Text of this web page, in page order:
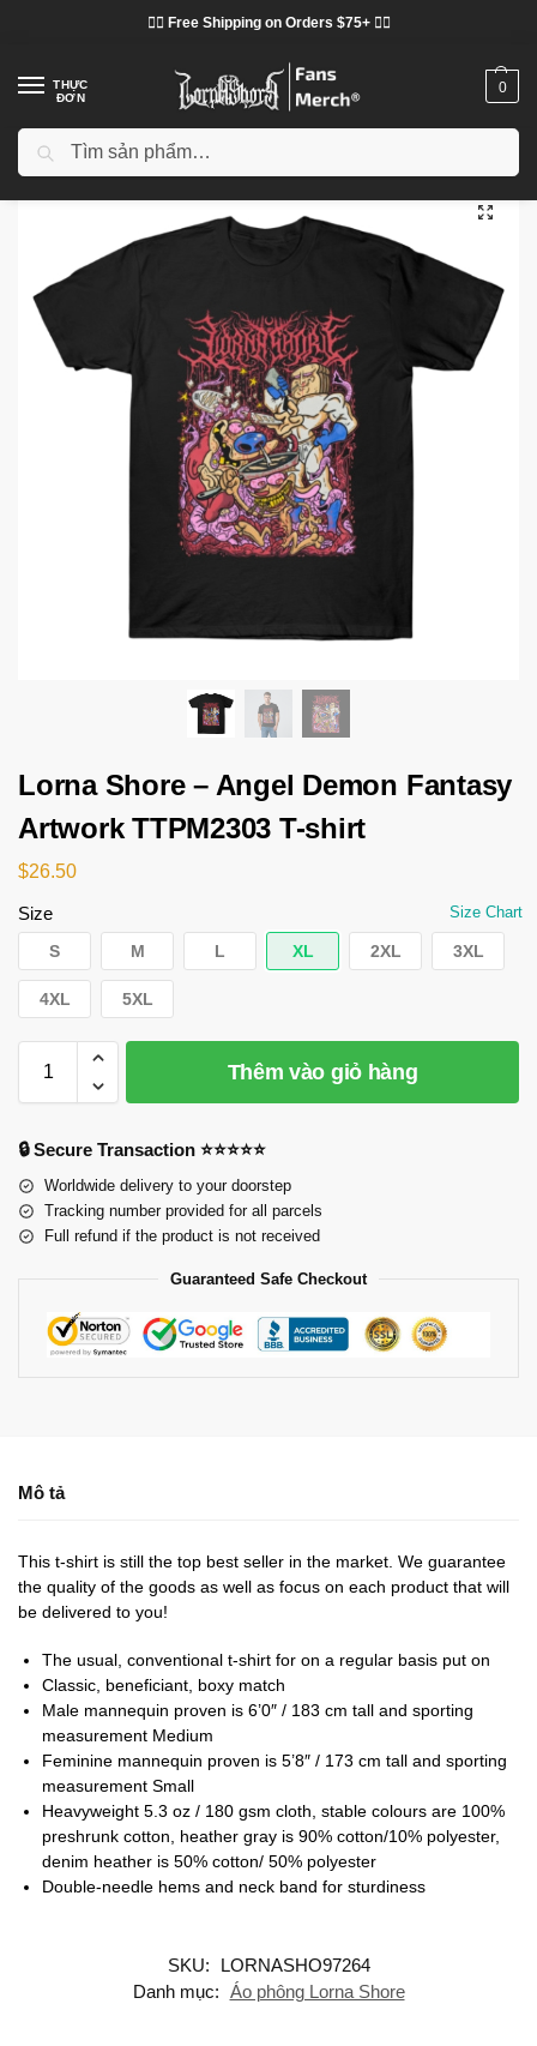
❤️‍🔥 Free Shipping on Orders $75+ ❤️‍🔥
THỰC
ĐƠN
0
Trang chủ / Cửa hàng / Lorna Shore vải
Lorna Shore – Angel Demon Fantasy
Artwork TTPM2303 T-shirt
$26.50
Size Size Chart
S M L XL 2XL 3XL
4XL 5XL
Thêm vào giỏ hàng
🔒 Secure Transaction ⭐⭐⭐⭐⭐
Worldwide delivery to your doorstep
Tracking number provided for all parcels
Full refund if the product is not received
Guaranteed Safe Checkout
Mô tả
This t-shirt is still the top best seller in the market. We guarantee
the quality of the goods as well as focus on each product that will
be delivered to you!
The usual, conventional t-shirt for on a regular basis put on
Classic, beneficiant, boxy match
Male mannequin proven is 6’0″ / 183 cm tall and sporting
measurement Medium
Feminine mannequin proven is 5’8″ / 173 cm tall and sporting
measurement Small
Heavyweight 5.3 oz / 180 gsm cloth, stable colours are 100%
preshrunk cotton, heather gray is 90% cotton/10% polyester,
denim heather is 50% cotton/ 50% polyester
Double-needle hems and neck band for sturdiness
SKU:
LORNASHO97264
Danh mục: Áo phông Lorna Shore